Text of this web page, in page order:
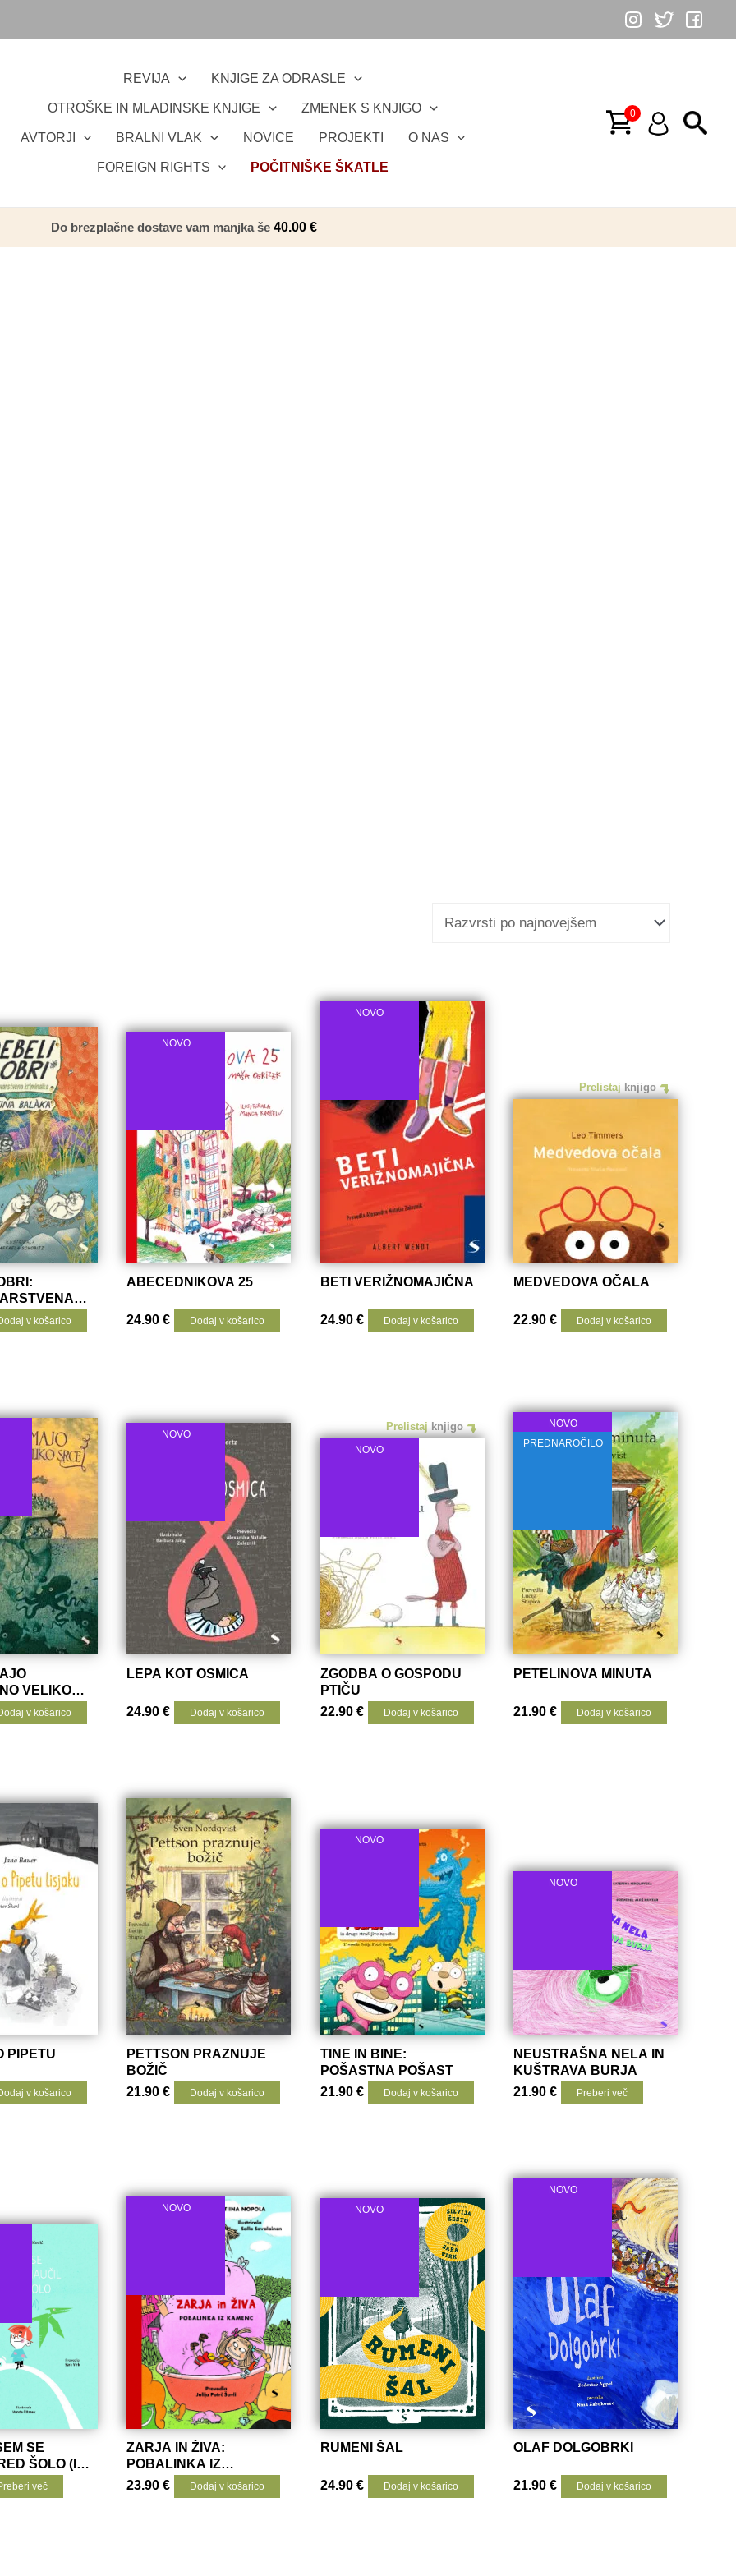
REVIJA KNJIGE ZA ODRASLE
OTROŠKE IN MLADINSKE KNJIGE ZMENEK S KNJIGO
AVTORJI BRALNI VLAK NOVICE PROJEKTI O NAS
FOREIGN RIGHTS POČITNIŠKE ŠKATLE
Do brezplačne dostave vam manjka še 40.00 €
v košarico
NOVO
ABECEDNIKOVA 25
24.90 € Dodaj v košarico
NOVO
BETI VERIŽNOMAJIČNA
24.90€ Dodaj v košarico
Prelistaj knjigo
MEDVEDOVA OČALA
22.90 € Dodaj v košarico
VELIKO
v košarico
NOVO
LEPA KOT OSMICA
24.90 € Dodaj v košarico
Prelistaj knjigo
NOVO
ZGODBA O GOSPODU
PTIČU
22.90€ Dodaj v košarico
NOVO
PREDNAROČILO
PETELINOVA MINUTA
21.90 € Dodaj v košarico
PIPETU
v košarico
PETTSON PRAZNUJE
BOŽIČ
21.90 € Dodaj v košarico
NOVO
TINE IN BINE:
POŠASTNA POŠAST
21.90€ Dodaj v košarico
NOVO
NEUSTRAŠNA NELA IN
KUŠTRAVA BURJA
21.90 € Preberi več
SE
ŠOLO (IN
več
NOVO
ZARJA IN ŽIVA:
POBALINKA IZ
KAMENC
23.90 € Dodaj v košarico
NOVO
RUMENI ŠAL
24.90€ Dodaj v košarico
NOVO
OLAF DOLGOBRKI
21.90 € Dodaj v košarico